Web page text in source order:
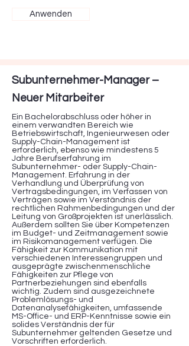
Anwenden
Subunternehmer-Manager –
Neuer Mitarbeiter
Ein Bachelorabschluss oder höher in
einem verwandten Bereich wie
Betriebswirtschaft, Ingenieurwesen oder
Supply-Chain-Management ist
erforderlich, ebenso wie mindestens 5
Jahre Berufserfahrung im
Subunternehmer- oder Supply-Chain-
Management. Erfahrung in der
Verhandlung und Überprüfung von
Vertragsbedingungen, im Verfassen von
Verträgen sowie im Verständnis der
rechtlichen Rahmenbedingungen und der
Leitung von Großprojekten ist unerlässlich.
Außerdem sollten Sie über Kompetenzen
im Budget- und Zeitmanagement sowie
im Risikomanagement verfügen. Die
Fähigkeit zur Kommunikation mit
verschiedenen Interessengruppen und
ausgeprägte zwischenmenschliche
Fähigkeiten zur Pflege von
Partnerbeziehungen sind ebenfalls
wichtig. Zudem sind ausgezeichnete
Problemlösungs- und
Datenanalysefähigkeiten, umfassende
MS-Office- und ERP-Kenntnisse sowie ein
solides Verständnis der für
Subunternehmer geltenden Gesetze und
Vorschriften erforderlich.